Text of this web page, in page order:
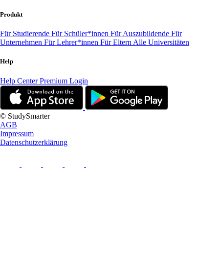
Produkt
Für Studierende Für Schüler*innen Für Auszubildende Für
Unternehmen Für Lehrer*innen Für Eltern Alle Universitäten
Help
Help CenterPremium Login
© StudySmarter
AGB
Impressum
Datenschutzerklärung